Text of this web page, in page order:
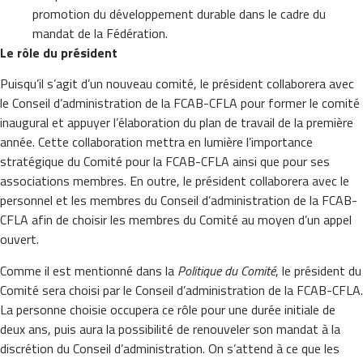
promotion du développement durable dans le cadre du
mandat de la Fédération.
Le rôle du président
Puisqu’il s’agit d’un nouveau comité, le président collaborera avec
le Conseil d’administration de la FCAB-CFLA pour former le comité
inaugural et appuyer l’élaboration du plan de travail de la première
année. Cette collaboration mettra en lumière l’importance
stratégique du Comité pour la FCAB-CFLA ainsi que pour ses
associations membres. En outre, le président collaborera avec le
personnel et les membres du Conseil d’administration de la FCAB-
CFLA afin de choisir les membres du Comité au moyen d’un appel
ouvert.
Comme il est mentionné dans la Politique du Comité, le président du
Comité sera choisi par le Conseil d’administration de la FCAB-CFLA.
La personne choisie occupera ce rôle pour une durée initiale de
deux ans, puis aura la possibilité de renouveler son mandat à la
discrétion du Conseil d’administration. On s’attend à ce que les